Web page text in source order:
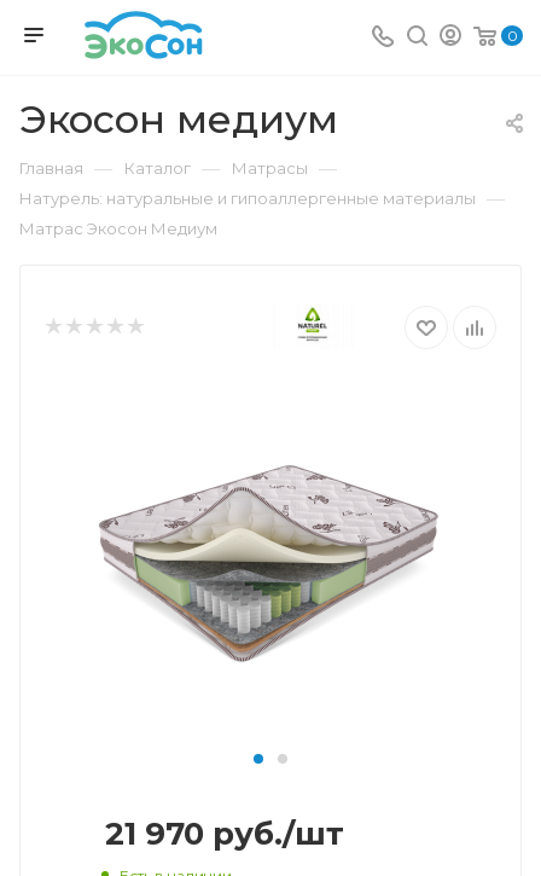
0
Экосон медиум
Главная — Каталог — Матрасы —
Натурель: натуральные и гипоаллергенные материалы —
Матрас Экосон Медиум
21 970 руб./шт